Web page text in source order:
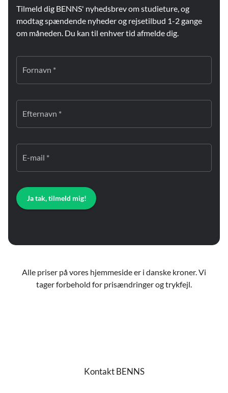
Tilmeld dig BENNS' nyhedsbrev om studieture, og
modtag spændende nyheder og rejsetilbud 1-2 gange
om måneden. Du kan til enhver tid afmelde dig.
Fornavn *
Efternavn *
E-mail *
Ja tak, tilmeld mig!
Alle priser på vores hjemmeside er i danske kroner. Vi
tager forbehold for prisændringer og trykfejl.
Kontakt BENNS